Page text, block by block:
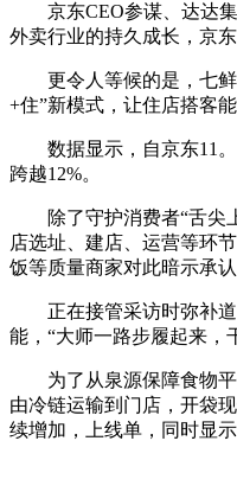
京东CEO参谋、达达集
外卖行业的持久成长，京
更令人等候的是，七鲜
+住”新模式，让住店搭客
数据显示，自京东11。
跨越12%。
除了守护消费者“舌尖上
店选址、建店、运营等环
饭等质量商家对此暗示承
正在接管采访时弥补道
能，“大师一路步履起来，
为了从泉源保障食物平
由冷链运输到门店，开袋
续增加，上线单，同时显